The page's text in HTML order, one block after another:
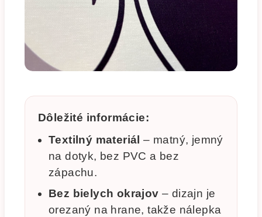
Dôležité informácie:
Textilný materiál – matný, jemný
na dotyk, bez PVC a bez
zápachu.
Bez bielych okrajov – dizajn je
orezaný na hrane, takže nálepka